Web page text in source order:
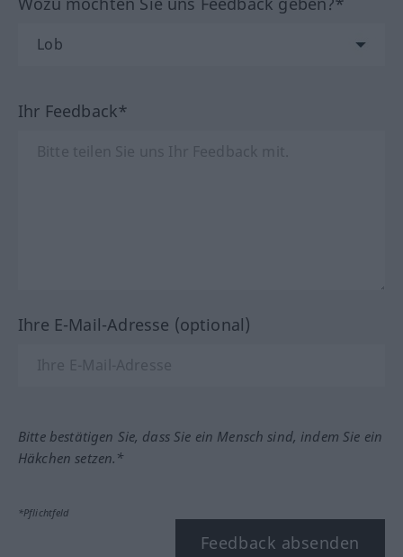
Ihr Feedback*
Ihre E-Mail-Adresse (optional)
Bitte bestätigen Sie, dass Sie ein Mensch sind, indem Sie ein
Häkchen setzen.*
*Pflichtfeld
Feedback absenden